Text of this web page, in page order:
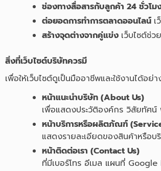
ช่องทางสื่อสารกับลูกค้า 24 ชั่วโม
ต่อยอดการทำการตลาดออนไลน์
สร้างจุดต่างจากคู่แข่ง เว็บไซต์ช่
สิ่งที่เว็บไซต์บริษัทควรมี
เพื่อให้เว็บไซต์ดูเป็นมืออาชีพและใช้งานได้อ
หน้าแนะนำบริษัท (About Us)
เพื่อแสดงประวัติองค์กร วิสัยทัศ
หน้าบริการหรือผลิตภัณฑ์
แสดงรายละเอียดของสินค้าหรือ
หน้าติดต่อเรา (Contact Us)
ที่มีเบอร์โทร อีเมล แผนที่